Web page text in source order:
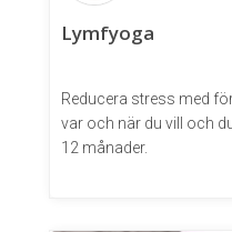
Lymfyoga
Reducera stress med
var och när du vill och
12 månader.